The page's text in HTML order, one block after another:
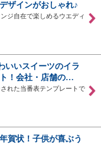
ザインがおしゃれ♪
ジ自在で楽しめるウエディ
いいスイーツのイラ
！会社・店舗の…
れた当番表テンプレートで
賀状！子供が喜ぶう